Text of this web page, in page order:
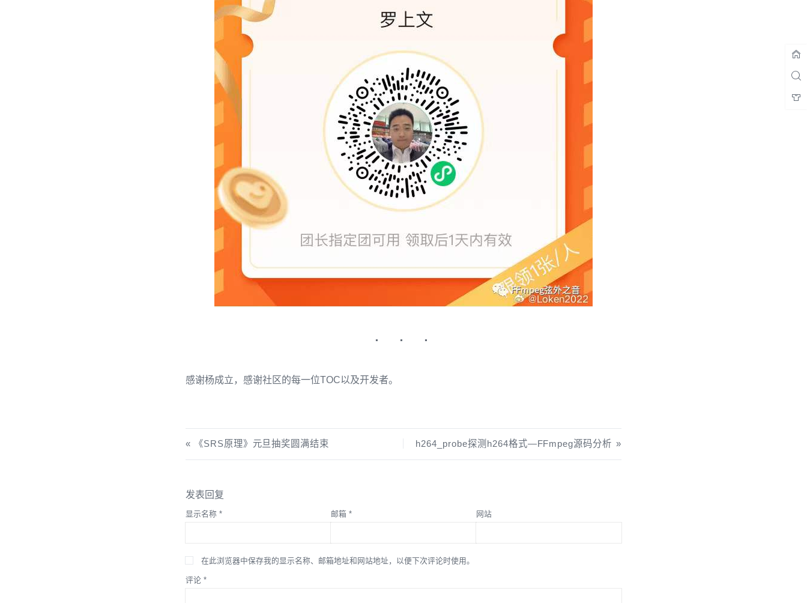
感谢杨成立，感谢社区的每一位TOC以及开发者。
《SRS原理》元旦抽奖圆满结束 h264_probe探测h264格式—FFmpeg源码分析
发表回复
显示名称 * 邮箱 * 网站
在此浏览器中保存我的显示名称、邮箱地址和网站地址，以便下次评论时使用。
评论 *